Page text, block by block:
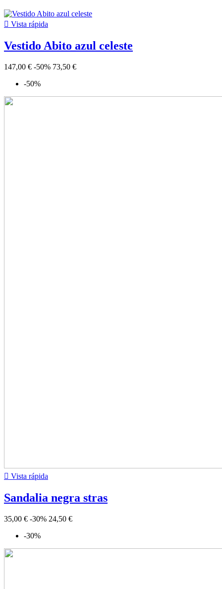
 Vista rápida
Vestido Abito azul celeste
147,00 € -50% 73,50 €
-50%
 Vista rápida
Sandalia negra stras
35,00 € -30% 24,50 €
-30%